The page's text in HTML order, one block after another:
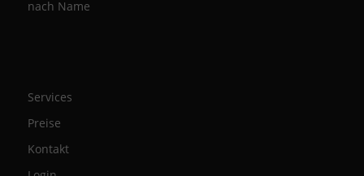
nach Name
Services
Preise
Kontakt